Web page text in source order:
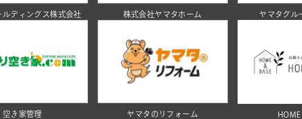
ルディングス株式会社 株式会社ヤマタホーム ヤマタグル
空き家管理 ヤマタのリフォーム HOME